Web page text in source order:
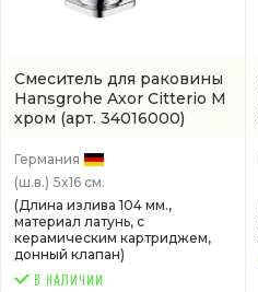
Смеситель для раковины
Hansgrohe Axor Citterio M
хром (арт. 34016000)
Германия
(ш.в.) 5x16 см.
(Длина излива 104 мм.,
материал латунь, с
керамическим картриджем,
донный клапан)